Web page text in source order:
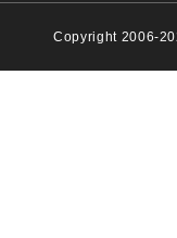
Copyright 2006-